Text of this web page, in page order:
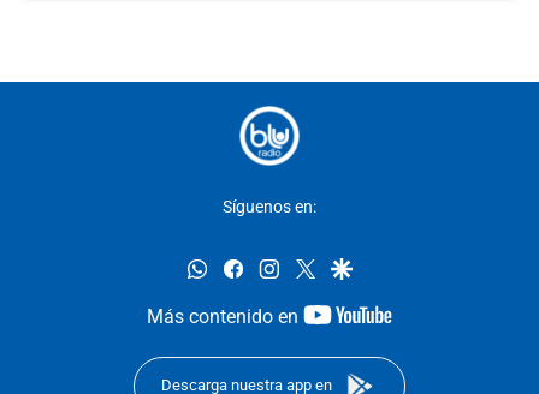
Síguenos en:
whatsappfacebookinstagram
twittergoogle
Más contenido en
youtube-
Descarga nuestra app en